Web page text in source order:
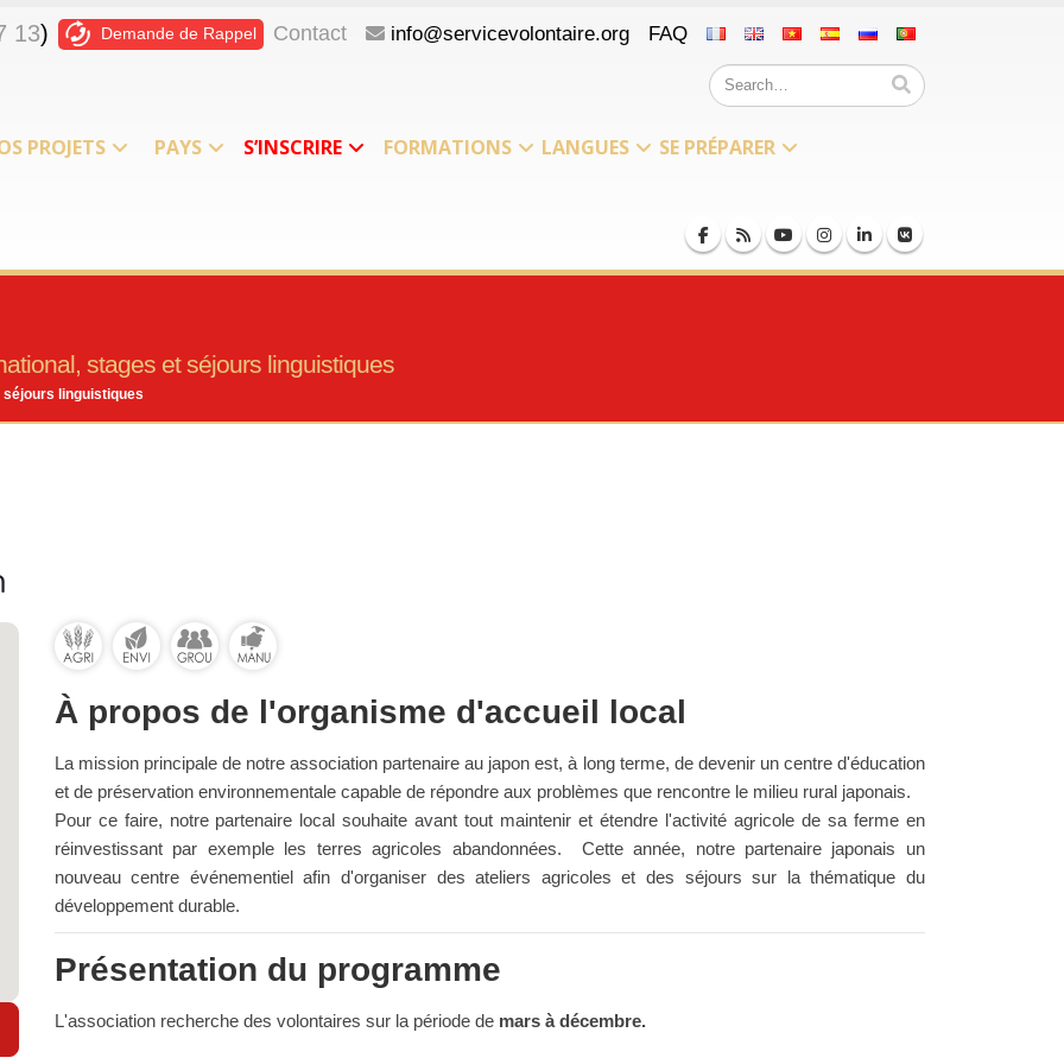
13) Demande de Rappel Contact info@servicevolontaire.org FAQ
PROJETS PAYS S’INSCRIRE FORMATIONS LANGUES
SE PRÉPARER
stages et séjours linguistiques
linguistiques
À propos de l'organisme d'accueil local
La mission principale de notre association partenaire au japon est, à long terme, de devenir un centre d'éducation
et de préservation environnementale capable de répondre aux problèmes que rencontre le milieu rural japonais.
Pour ce faire, notre partenaire local souhaite avant tout maintenir et étendre l'activité agricole de sa ferme en
réinvestissant par exemple les terres agricoles abandonnées. Cette année, notre partenaire japonais un
nouveau centre événementiel afin d'organiser des ateliers agricoles et des séjours sur la thématique du
développement durable.
Présentation du programme
L'association recherche des volontaires sur la période demars à décembre.